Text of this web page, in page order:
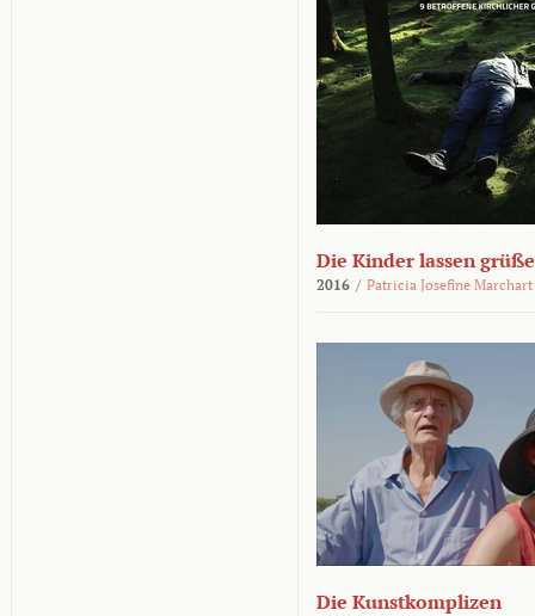
Die Kinder lassen
2016 / Patricia Josefine Marchart
Die Kunstkomplizen